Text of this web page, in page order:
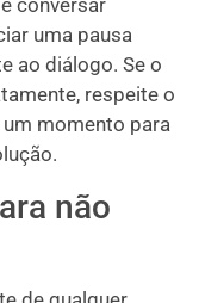
conversar
uma pausa
ao diálogo. Se o
respeite o
momento para
não